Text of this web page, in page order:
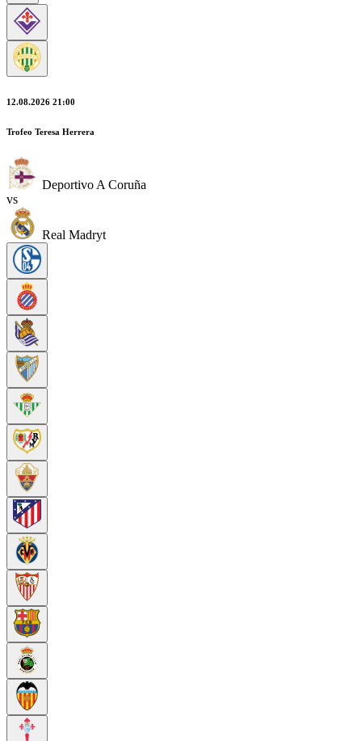
12.08.2026 21:00
Trofeo Teresa Herrera
Deportivo A Coruña
vs
Real Madryt